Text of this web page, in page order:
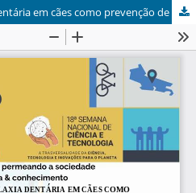
Importância da profilaxia dentária em cães como prevenção de afecções bucais